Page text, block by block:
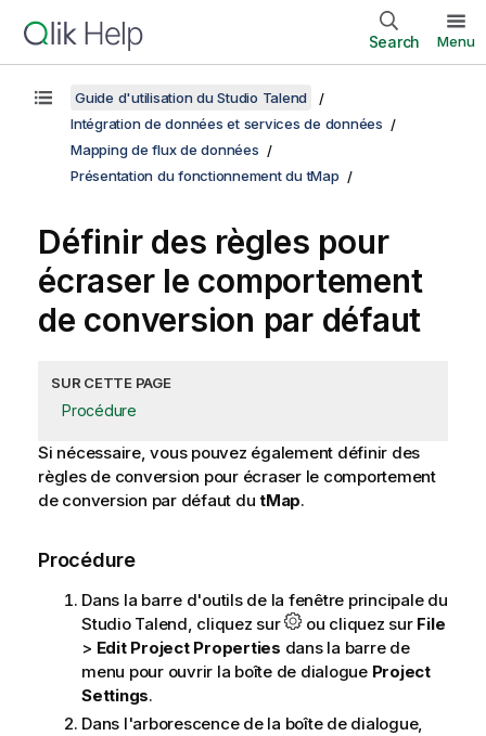
Search Menu
Guide d'utilisation du Studio Talend
Intégration de données et services de données
Mapping de flux de données
Présentation du fonctionnement du tMap
Définir des règles pour
écraser le comportement
de conversion par défaut
SUR CETTE PAGE
Procédure
Si nécessaire, vous pouvez également définir des
règles de conversion pour écraser le comportement
de conversion par défaut du tMap.
Procédure
Dans la barre d'outils de la fenêtre principale du
Studio Talend, cliquez sur ou cliquez sur File
> Edit Project Properties dans la barre de
menu pour ouvrir la boîte de dialogue Project
Settings.
Dans l'arborescence de la boîte de dialogue,